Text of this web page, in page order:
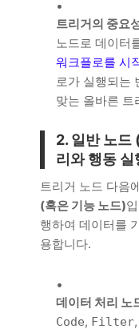
트리거의 중요
노드로 데이터
워크플로를 시
로가 실행되는
맞는 올바른 트
2. 일반 노드
리와 행동 실
트리거 노드 다음
(혹은 기능 노드)
행하여 데이터를
용합니다.
데이터 처리
Code, Filter,